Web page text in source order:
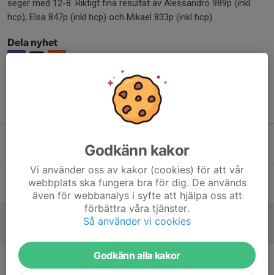
seger med 12-8. Riktigt fina resultat av Alessandro 989p (inkl
hcp), Elsa 847p (inkl hcp) och Mikael 833p (inkl hcp).
Dela nyhet
12 apr, 20:16 0
Ett mästerligt avslut!
11 apr, 20:57 0
Allsvenska kontraktet är klart!
Bara seger som räknas!
22 mar, 20:44 0
Godkänn kakor
Vi använder oss av kakor (cookies) för att vår
webbplats ska fungera bra för dig. De används
även för webbanalys i syfte att hjälpa oss att
förbättra våra tjänster.
Så använder vi cookies
Godkänn alla kakor